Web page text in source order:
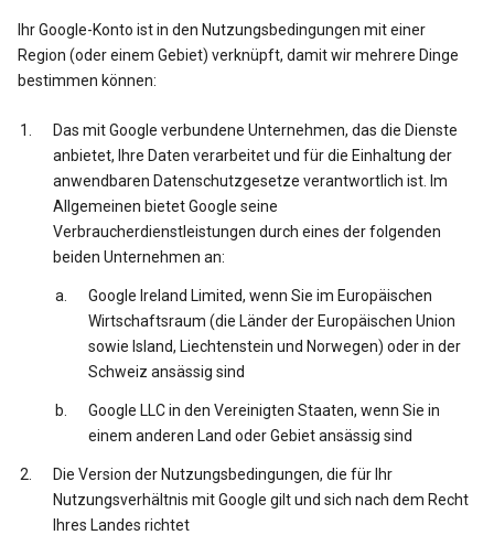
Ihr Google-Konto ist in den Nutzungsbedingungen mit einer
Region (oder einem Gebiet) verknüpft, damit wir mehrere Dinge
bestimmen können:
Das mit Google verbundene Unternehmen, das die Dienste
anbietet, Ihre Daten verarbeitet und für die Einhaltung der
anwendbaren Datenschutzgesetze verantwortlich ist. Im
Allgemeinen bietet Google seine
Verbraucherdienstleistungen durch eines der folgenden
beiden Unternehmen an:
Google Ireland Limited, wenn Sie im Europäischen
Wirtschaftsraum (die Länder der Europäischen Union
sowie Island, Liechtenstein und Norwegen) oder in der
Schweiz ansässig sind
Google LLC in den Vereinigten Staaten, wenn Sie in
einem anderen Land oder Gebiet ansässig sind
Die Version der Nutzungsbedingungen, die für Ihr
Nutzungsverhältnis mit Google gilt und sich nach dem Recht
Ihres Landes richtet